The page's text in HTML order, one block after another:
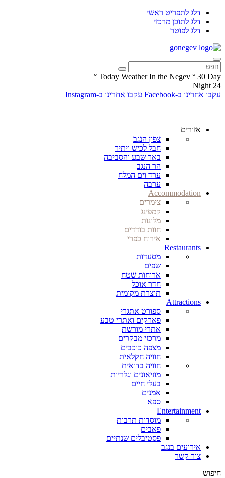
דלג לתפריט ראשי
דלג לתוכן מרכזי
דלג לפוטר
Today Weather In the Negev ° 30 Day
°
24
Night
עקבו אחרינו ב-Facebook
עקבו אחרינו ב-Instagram
אזורים
צפון הנגב
חבל לכיש ויתיר
באר שבע והסביבה
הר הנגב
ערד וים המלח
ערבה
Accommodation
צימרים
קמפינג
מלונות
חוות בודדים
אירוח כפרי
Restaurants
מסעדות
שפים
ארוחות שטח
חדר אוכל
תוצרת מקומית
Attractions
ספורט אתגרי
פארקים ואתרי טבע
אתרי מורשת
מרכזי מבקרים
מצפה כוכבים
חוויה חקלאית
חוויה בדואית
מוזיאונים וגלריות
בעלי חיים
אמנים
ספא
Entertainment
מוסדות תרבות
פאבים
פסטיבלים שנתיים
אירועים בנגב
צור קשר
חיפוש